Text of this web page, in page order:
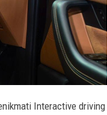
Interactive driving